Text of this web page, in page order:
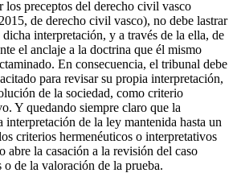
los preceptos del derecho civil vasco
de derecho civil vasco), no debe lastrar
interpretación, y a través de la ella, de
el anclaje a la doctrina que él mismo
En consecuencia, el tribunal debe
para revisar su propia interpretación,
de la sociedad, como criterio
Y quedando siempre claro que la
de la ley mantenida hasta un
criterios hermenéuticos o interpretativos
abre la casación a la revisión del caso
o de la valoración de la prueba.